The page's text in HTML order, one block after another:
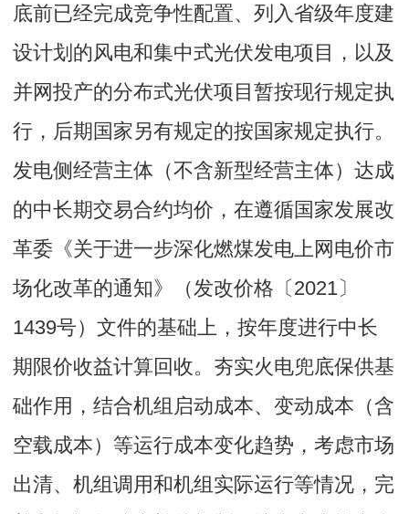
底前已经完成竞争性配置、列入省级年度建
设计划的风电和集中式光伏发电项目，以及
并网投产的分布式光伏项目暂按现行规定执
行，后期国家另有规定的按国家规定执行。
发电侧经营主体（不含新型经营主体）达成
的中长期交易合约均价，在遵循国家发展改
革委《关于进一步深化燃煤发电上网电价市
场化改革的通知》（发改价格〔2021〕
1439号）文件的基础上，按年度进行中长
期限价收益计算回收。夯实火电兜底保供基
础作用，结合机组启动成本、变动成本（含
空载成本）等运行成本变化趋势，考虑市场
出清、机组调用和机组实际运行等情况，完